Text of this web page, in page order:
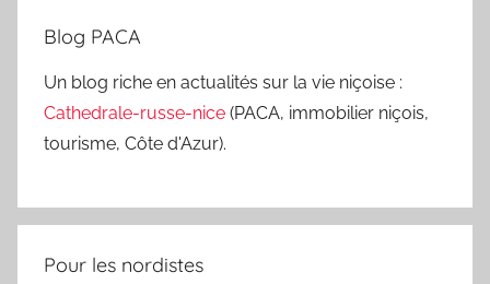
Blog PACA
Un blog riche en actualités sur la vie niçoise :
Cathedrale-russe-nice (PACA, immobilier niçois,
tourisme, Côte d'Azur).
Pour les nordistes